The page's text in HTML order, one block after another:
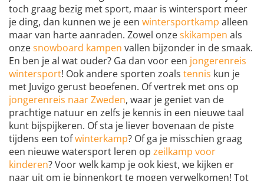
toch graag bezig met sport, maar is wintersport meer
je ding, dan kunnen we je een wintersportkamp alleen
maar van harte aanraden. Zowel onzeskikampen als
onzesnowboard kampen vallen bijzonder in de smaak.
En ben je al wat ouder? Ga dan voor een jongerenreis
wintersport! Ook andere sporten zoals tennis kun je
met Juvigo gerust beoefenen. Of vertrek met ons op
jongerenreis naar Zweden, waar je geniet van de
prachtige natuur en zelfs je kennis in een nieuwe taal
kunt bijspijkeren. Of sta je liever bovenaan de piste
tijdens een tofwinterkamp? Of ga je misschien graag
een nieuwe watersport leren op zeilkamp voor
kinderen? Voor welk kamp je ook kiest, we kijken er
naar uit om je binnenkort te mogen verwelkomen! Tot